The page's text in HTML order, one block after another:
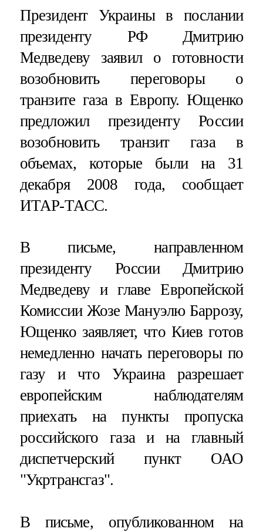
Президент Украины в послании
президенту РФ Дмитрию
Медведеву заявил о готовности
возобновить переговоры о
транзите газа в Европу. Ющенко
предложил президенту России
возобновить транзит газа в
объемах, которые были на 31
декабря 2008 года, сообщает
ИТАР-ТАСС.
В письме, направленном
президенту России Дмитрию
Медведеву и главе Европейской
Комиссии Жозе Мануэлю Баррозу,
Ющенко заявляет, что Киев готов
немедленно начать переговоры по
газу и что Украина разрешает
европейским наблюдателям
приехать на пункты пропуска
российского газа и на главный
диспетчерский пункт ОАО
"Укртрансгаз".
В письме, опубликованном на